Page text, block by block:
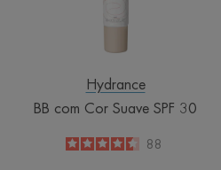
Hydrance
BB com Cor Suave SPF 30
4.5
/
5
88